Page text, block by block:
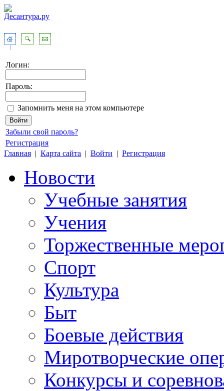
Логин:
Пароль:
Запомнить меня на этом компьютере
Забыли свой пароль?
Регистрация
Главная | Карта сайта | Войти | Регистрация
Новости
Учебные занятия
Учения
Торжественные
Спорт
Культура
Быт
Боевые действия
Миротворческие
Конкурсы и